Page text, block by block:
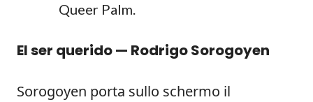
Queer Palm.
El ser querido — Rodrigo Sorogoyen
Sorogoyen porta sullo schermo il